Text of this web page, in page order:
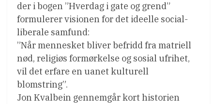
der i bogen ”Hverdag i gate og grend”
formulerer visionen for det ideelle social-
liberale samfund:
”Når mennesket bliver befridd fra matriell
nød, religiøs formørkelse og sosial ufrihet,
vil det erfare en uanet kulturell
blomstring”.
Jon Kvalbein gennemgår kort historien